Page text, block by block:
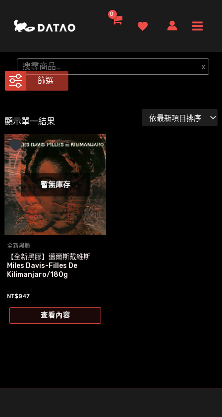
要
內
Menu
搜
尋
x
篩選
顯示單一結果
暫無庫存
全新黑膠
【全新黑膠】邁爾斯戴維斯
Miles Davis-Filles De
Kilimanjaro/180g
NT$947
查看內容